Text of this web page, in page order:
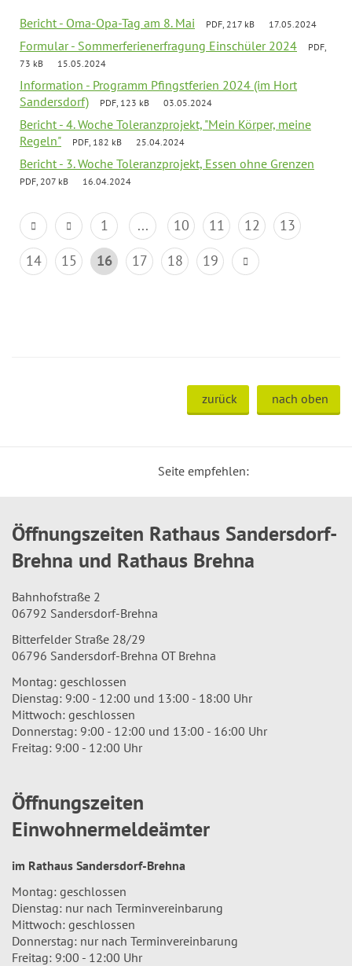
Bericht - Oma-Opa-Tag am 8. Mai PDF, 217 kB 17.05.2024
Formular - Sommerferienerfragung Einschüler 2024
PDF,
73 kB
15.05.2024
Information - Programm Pfingstferien 2024 (im Hort
Sandersdorf)
PDF, 123 kB 03.05.2024
Bericht - 4. Woche Toleranzprojekt, "Mein Körper, meine
Regeln"
PDF, 182 kB 25.04.2024
Bericht - 3. Woche Toleranzprojekt, Essen ohne Grenzen
PDF, 207 kB 16.04.2024
1 ... 10 11 12
13
14
15 16 17 18 19
zurück nach oben
Seite empfehlen:
Öffnungszeiten Rathaus Sandersdorf-
Brehna und Rathaus Brehna
Bahnhofstraße 2
06792 Sandersdorf-Brehna
Bitterfelder Straße 28/29
06796 Sandersdorf-Brehna OT Brehna
Montag: geschlossen
Dienstag: 9:00 - 12:00 und 13:00 - 18:00 Uhr
Mittwoch: geschlossen
Donnerstag: 9:00 - 12:00 und 13:00 - 16:00 Uhr
Freitag: 9:00 - 12:00 Uhr
Öffnungszeiten
Einwohnermeldeämter
im Rathaus Sandersdorf-Brehna
Montag: geschlossen
Dienstag: nur nach Terminvereinbarung
Mittwoch: geschlossen
Donnerstag: nur nach Terminvereinbarung
Freitag: 9:00 - 12:00 Uhr